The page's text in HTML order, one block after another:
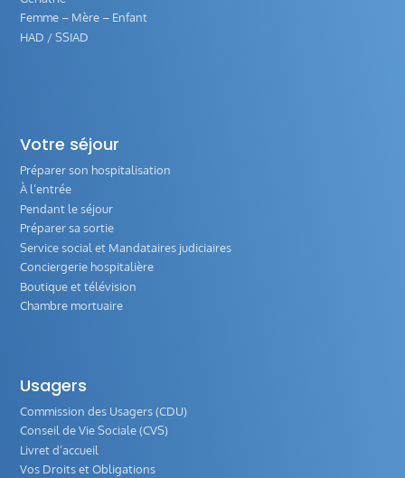
Femme – Mère – Enfant
HAD / SSIAD
Votre séjour
Préparer son hospitalisation
À l’entrée
Pendant le séjour
Préparer sa sortie
Service social et Mandataires judiciaires
Conciergerie hospitalière
Boutique et télévision
Chambre mortuaire
Usagers
Commission des Usagers (CDU)
Conseil de Vie Sociale (CVS)
Livret d’accueil
Vos Droits et Obligations